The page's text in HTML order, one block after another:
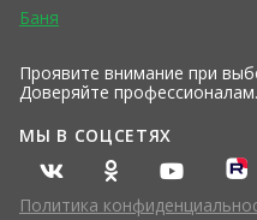
Баня
Проявите внимание при
Доверяйте профессионалам.
МЫ В СОЦСЕТЯХ
Политика